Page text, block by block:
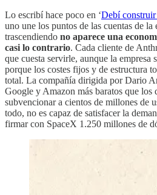
Lo escribí hace poco en ‘Debí construir
uno une los puntos de las cuentas de la
trascendiendo no aparece una
casi lo contrario. Cada cliente de
que cuesta servirle, aunque la empresa
porque los costes fijos y de estructura
total. La compañía dirigida por Dario
Google y Amazon más baratos que los
subvencionar a cientos de millones de
todo, no es capaz de satisfacer la
firmar con SpaceX 1.250 millones de